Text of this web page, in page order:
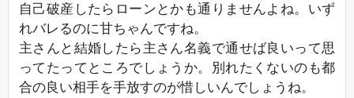
自己破産したらローンとかも通りませんよね。いず
れバレるのに甘ちゃんですね。
主さんと結婚したら主さん名義で通せば良いって思
ってたってところでしょうか。別れたくないのも都
合の良い相手を手放すのが惜しいんでしょうね。